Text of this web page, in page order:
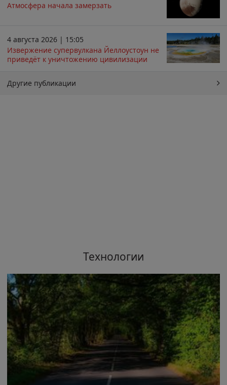
Атмосфера начала замерзать
4 августа 2026 | 15:05
Извержение супервулкана Йеллоустоун не
приведёт к уничтожению цивилизации
Другие публикации
Технологии